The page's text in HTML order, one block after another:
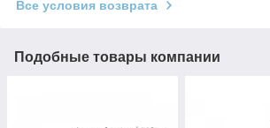
Все условия возврата
Подобные товары компании